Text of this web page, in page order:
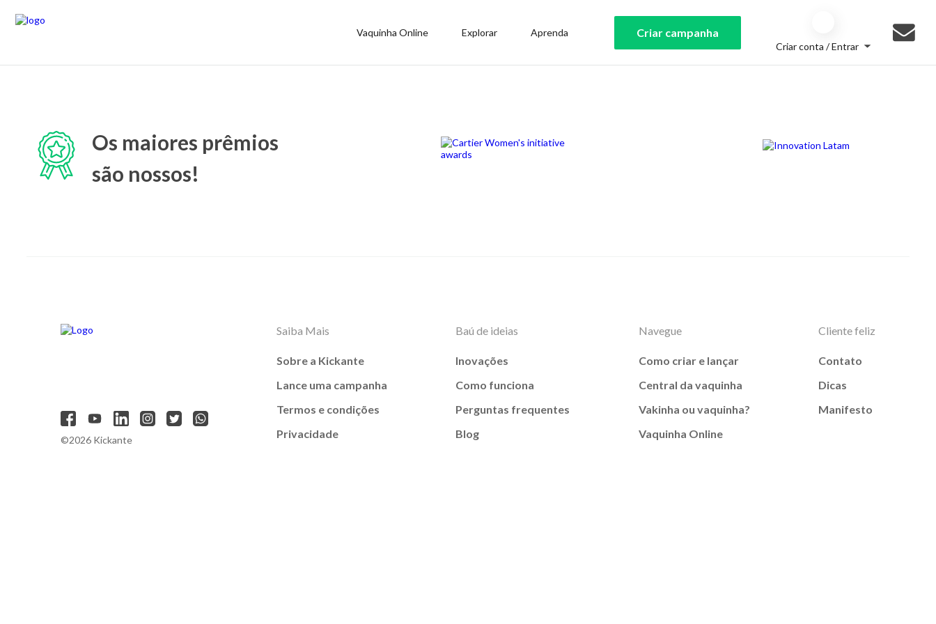
Vaquinha Online Explorar Aprenda Criar campanha
Criar conta / Entrar
Os maiores prêmios
são nossos!
©2026 Kickante
Saiba Mais
Sobre a Kickante
Lance uma campanha
Termos e condições
Privacidade
Baú de ideias
Inovações
Como funciona
Perguntas frequentes
Blog
Navegue
Como criar e lançar
Central da vaquinha
Vakinha ou vaquinha?
Vaquinha Online
Cliente feliz
Contato
Dicas
Manifesto